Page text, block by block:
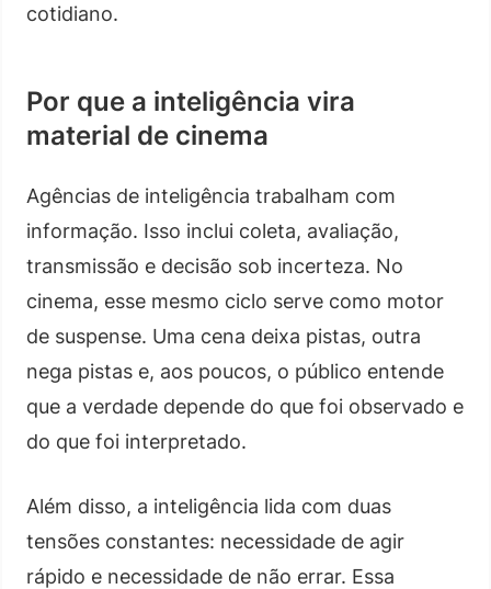
cotidiano.
Por que a inteligência vira
material de cinema
Agências de inteligência trabalham com
informação. Isso inclui coleta, avaliação,
transmissão e decisão sob incerteza. No
cinema, esse mesmo ciclo serve como motor
de suspense. Uma cena deixa pistas, outra
nega pistas e, aos poucos, o público entende
que a verdade depende do que foi observado e
do que foi interpretado.
Além disso, a inteligência lida com duas
tensões constantes: necessidade de agir
rápido e necessidade de não errar. Essa